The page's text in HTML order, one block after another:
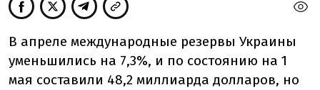
В апреле международные резервы Украины
уменьшились на 7,3%, и по состоянию на 1
мая составили 48,2 миллиарда долларов, но